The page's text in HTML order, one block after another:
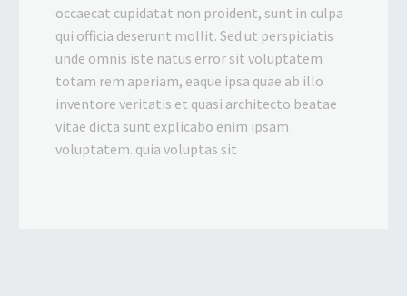
occaecat cupidatat non proident, sunt in culpa
qui officia deserunt mollit. Sed ut perspiciatis
unde omnis iste natus error sit voluptatem
totam rem aperiam, eaque ipsa quae ab illo
inventore veritatis et quasi architecto beatae
vitae dicta sunt explicabo enim ipsam
voluptatem. quia voluptas sit